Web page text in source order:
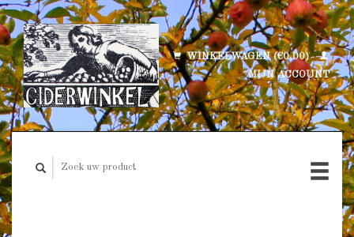
WINKELWAGEN (€0,00)
MIJN ACCOUNT